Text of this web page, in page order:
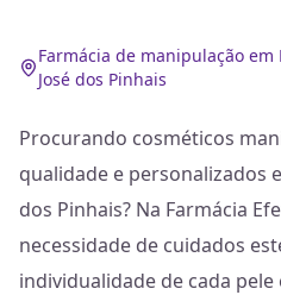
Farmácia de manipulação
José dos Pinhais
Procurando cosméticos
qualidade e personalizados
dos Pinhais? Na Farmácia
necessidade de cuidados
individualidade de cada